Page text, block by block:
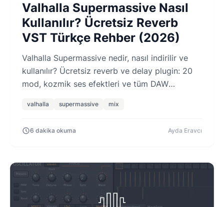
Valhalla Supermassive Nasıl
Kullanılır? Ücretsiz Reverb
VST Türkçe Rehber (2026)
Valhalla Supermassive nedir, nasıl indirilir ve
kullanılır? Ücretsiz reverb ve delay plugin: 20
mod, kozmik ses efektleri ve tüm DAW
valhalla supermassive mix
6 dakika okuma Ayda Eravcı